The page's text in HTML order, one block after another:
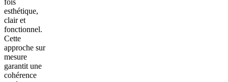
fois
esthétique,
clair et
fonctionnel.
Cette
approche sur
mesure
garantit une
cohérence